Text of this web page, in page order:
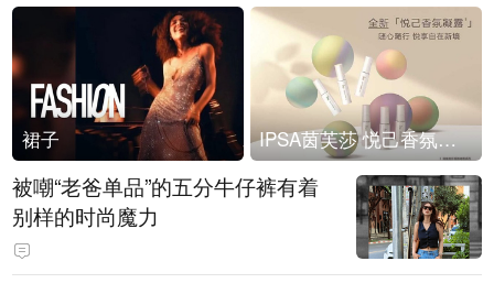
裙子 IPSA茵芙莎 悦己香氛凝露上市
被嘲“老爸单品”的五分牛仔裤有着
别样的时尚魔力